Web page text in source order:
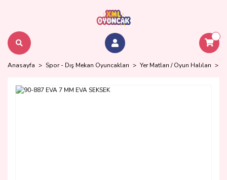
Anasayfa Spor - Dış Mekan Oyuncakları Yer Matları / Oyun Halıları